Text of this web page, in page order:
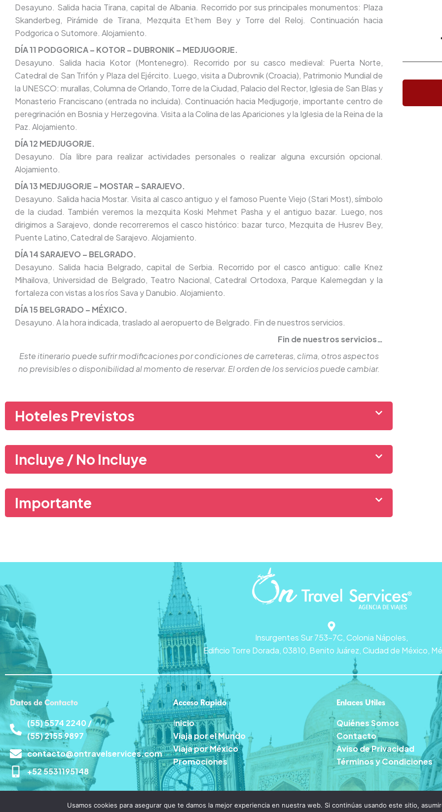
Desayuno. Salida hacia Tirana, capital de Albania. Recorrido por sus principales monumentos: Plaza
Skanderbeg, Pirámide de Tirana, Mezquita Et’hem Bey y Torre del Reloj. Continuación hacia
Podgorica o Sutomore. Alojamiento.
DÍA 11 PODGORICA – KOTOR – DUBRONIK – MEDJUGORJE.
Desayuno. Salida hacia Kotor (Montenegro). Recorrido por su casco medieval: Puerta Norte,
Catedral de San Trifón y Plaza del Ejército. Luego, visita a Dubrovnik (Croacia), Patrimonio Mundial de
la UNESCO: murallas, Columna de Orlando, Torre de la Ciudad, Palacio del Rector, Iglesia de San Blas y
Monasterio Franciscano (entrada no incluida). Continuación hacia Medjugorje, importante centro de
peregrinación en Bosnia y Herzegovina. Visita a la Colina de las Apariciones y la Iglesia de la Reina de la
Paz. Alojamiento.
DÍA 12 MEDJUGORJE.
Desayuno. Día libre para realizar actividades personales o realizar alguna excursión opcional.
Alojamiento.
DÍA 13 MEDJUGORJE – MOSTAR – SARAJEVO.
Desayuno. Salida hacia Mostar. Visita al casco antiguo y el famoso Puente Viejo (Stari Most), símbolo
de la ciudad. También veremos la mezquita Koski Mehmet Pasha y el antiguo bazar. Luego, nos
dirigimos a Sarajevo, donde recorreremos el casco histórico: bazar turco, Mezquita de Husrev Bey,
Puente Latino, Catedral de Sarajevo. Alojamiento.
DÍA 14 SARAJEVO – BELGRADO.
Desayuno. Salida hacia Belgrado, capital de Serbia. Recorrido por el casco antiguo: calle Knez
Mihailova, Universidad de Belgrado, Teatro Nacional, Catedral Ortodoxa, Parque Kalemegdan y la
fortaleza con vistas a los ríos Sava y Danubio. Alojamiento.
DÍA 15 BELGRADO – MÉXICO.
Desayuno. A la hora indicada, traslado al aeropuerto de Belgrado. Fin de nuestros servicios.
Fin de nuestros servicios…
Este itinerario puede sufrir modificaciones por condiciones de carreteras, clima, otros aspectos
no previsibles o disponibilidad al momento de reservar. El orden de los servicios puede cambiar.
Hoteles Previstos
Incluye / No Incluye
Importante
Insurgentes Sur 753-7C, Colonia Nápoles,
Edificio Torre Dorada, 03810, Benito Juárez, Ciudad de México,
Datos de Contacto
(55) 5574 2240 /
(55) 2155 9897
contacto@ontravelservices.com
+52 5531195148
Acceso Rapido
Inicio
Viaja por el Mundo
Viaja por México
Promociones
Enlaces Utiles
Quiénes Somos
Contacto
Aviso de Privacidad
Términos y Condiciones
Usamos cookies para asegurar que te damos la mejor experiencia en nuestra web. Si continúas usando este sitio,